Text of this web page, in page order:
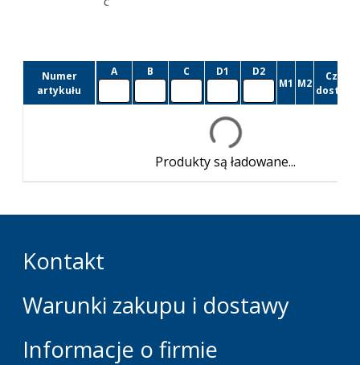
Numer
artykułu
A B C D1
D2
M1 M2
Czas
dostawy
Produkty są ładowane...
Kontakt
Warunki zakupu i dostawy
Informacje o firmie